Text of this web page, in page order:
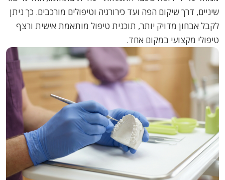
שיניים, דרך שיקום הפה ועד כירורגיה וטיפולים מורכבים. כך ניתן
לקבל אבחון מדויק יותר, תוכנית טיפול מותאמת אישית ורצף
טיפולי מקצועי במקום אחד.